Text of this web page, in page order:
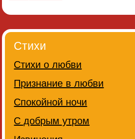
Стихи
Стихи о любви
Признание в любви
Спокойной ночи
С добрым утром